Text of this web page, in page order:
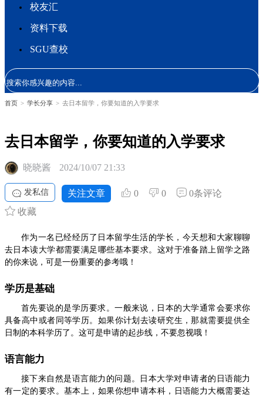
校友汇
资料下载
SGU查校
首页 > 学长分享 > 去日本留学，你要知道的入学要求
去日本留学，你要知道的入学要求
晓晓酱 2024/10/07 21:33
发私信 关注文章 0 0
0条评论
收藏
作为一名已经经历了日本留学生活的学长，今天想和大家聊聊
去日本读大学都需要满足哪些基本要求。这对于准备踏上留学之路
的你来说，可是一份重要的参考哦！
学历是基础
首先要说的是学历要求。一般来说，日本的大学通常会要求你
具备高中或者同等学历。如果你计划去读研究生，那就需要提供全
日制的本科学历了。这可是申请的起步线，不要忽视哦！
语言能力
接下来自然是语言能力的问题。日本大学对申请者的日语能力
有一定的要求。基本上，如果你想申请本科，日语能力大概需要达